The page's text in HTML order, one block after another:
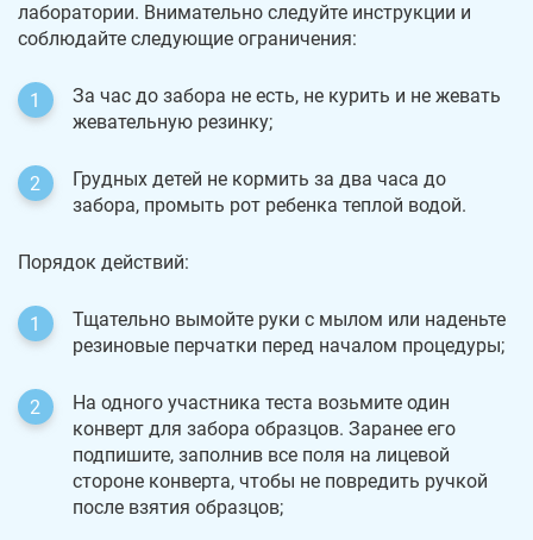
лаборатории. Внимательно следуйте инструкции и
соблюдайте следующие ограничения:
За час до забора не есть, не курить и не жевать
жевательную резинку;
Грудных детей не кормить за два часа до
забора, промыть рот ребенка теплой водой.
Порядок действий:
Тщательно вымойте руки с мылом или наденьте
резиновые перчатки перед началом процедуры;
На одного участника теста возьмите один
конверт для забора образцов. Заранее его
подпишите, заполнив все поля на лицевой
стороне конверта, чтобы не повредить ручкой
после взятия образцов;